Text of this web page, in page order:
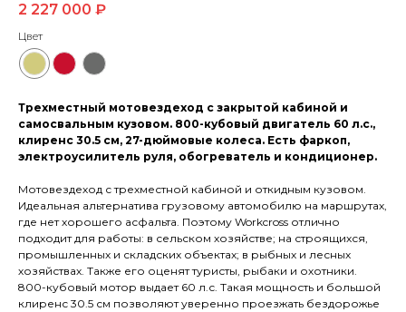
2 227 000 ₽
Цвет
Трехместный мотовездеход с закрытой кабиной и
самосвальным кузовом. 800-кубовый двигатель 60 л.с.,
клиренс 30.5 см, 27-дюймовые колеса. Есть фаркоп,
электроусилитель руля, обогреватель и кондиционер.
Мотовездеход с трехместной кабиной и откидным кузовом.
Идеальная альтернатива грузовому автомобилю на маршрутах,
где нет хорошего асфальта. Поэтому Workcross отлично
подходит для работы: в сельском хозяйстве; на строящихся,
промышленных и складских объектах; в рыбных и лесных
хозяйствах. Также его оценят туристы, рыбаки и охотники.
800-кубовый мотор выдает 60 л.с. Такая мощность и большой
клиренс 30.5 см позволяют уверенно проезжать бездорожье